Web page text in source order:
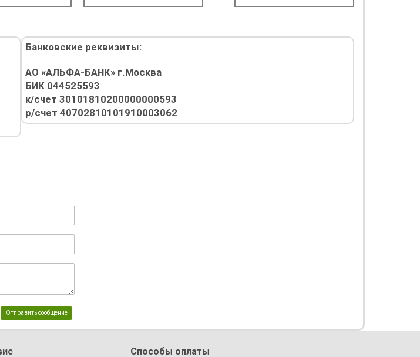
Банковские реквизиты:
АО «АЛЬФА-БАНК» г.Москва
БИК 044525593
к/счет 30101810200000000593
р/счет 40702810101910003062
Способы оплаты